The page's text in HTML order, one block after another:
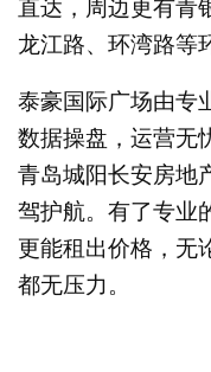
龙江路、环湾路等
泰豪国际广场由
数据操盘，运营无
青岛城阳长安房地
驾护航。有了专业
更能租出价格，无
都无压力。